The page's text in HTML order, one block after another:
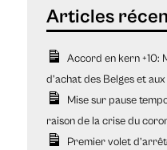
Accord en kern +10:
d’achat des Belges et
Mise sur pause
raison de la crise du
Premier volet